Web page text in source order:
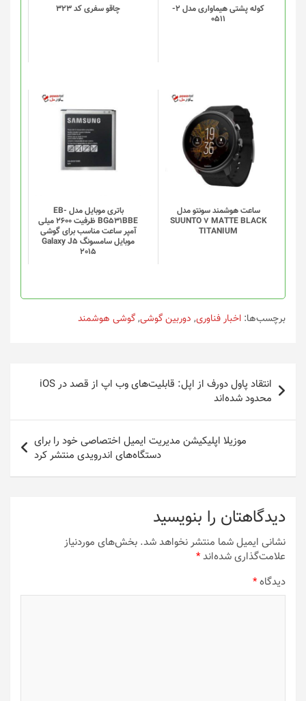
کوله پشتی هیماواری مدل 2-
0511
گزینه
ها
محصول
انتخاب
شوند
چاقو سفری کد 323
ساعت هوشمند سونتو مدل
SUUNTO 7 MATTE BLACK
TITANIUM
باتری موبایل مدل EB-
BG531BBE ظرفیت 2600 میلی
آمپر ساعت مناسب برای گوشی
موبایل سامسونگ Galaxy J5
2015
برچسب‌ها: اخبار فناوری, دوربین گوشی,گوشی هوشمند
راهبری
نوشته
انتقاد پاول دورف از اپل: قابلیت‌های وب اپ از قصد در iOS
محدود شده‌اند
موزیلا اپلیکیشن مدیریت ایمیل اختصاصی خود را برای
دستگاه‌های اندرویدی منتشر کرد
دیدگاهتان را بنویسید
نشانی ایمیل شما منتشر نخواهد شد. بخش‌های موردنیاز
علامت‌گذاری شده‌اند*
دیدگاه*